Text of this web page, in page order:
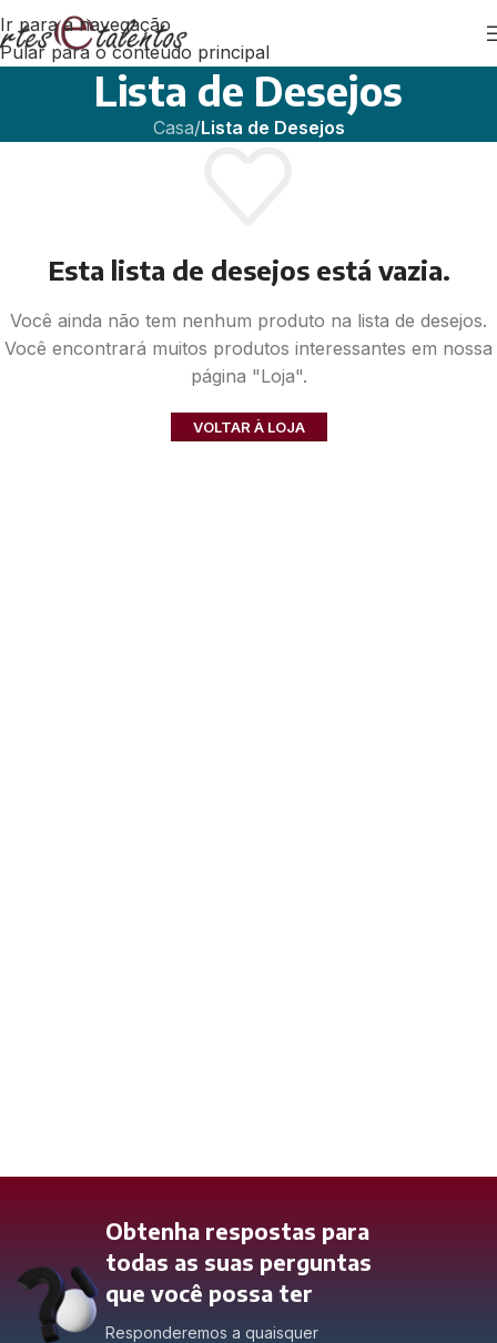
Ir para a navegação
Pular para o conteúdo principal
Lista de Desejos
Casa/Lista de Desejos
Esta lista de desejos está vazia.
Você ainda não tem nenhum produto na lista de desejos.
Você encontrará muitos produtos interessantes em nossa
página "Loja".
VOLTAR À LOJA
Obtenha respostas para
todas as suas perguntas
que você possa ter
Responderemos a quaisquer